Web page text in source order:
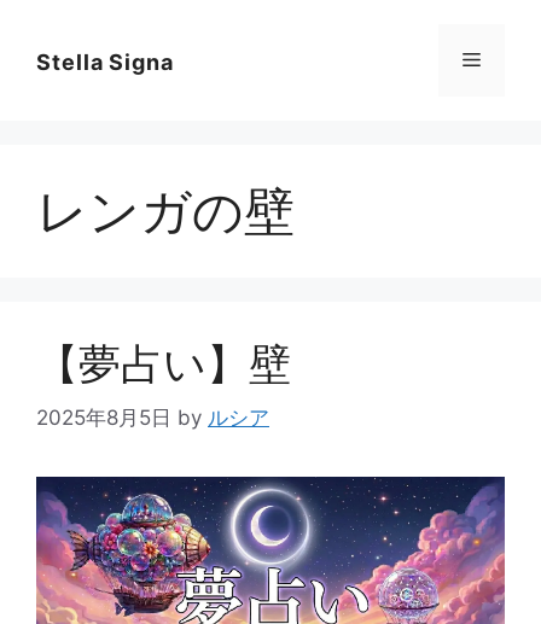
Stella Signa メ
レンガの壁
【夢占い】壁
2025年8月5日 by ルシア